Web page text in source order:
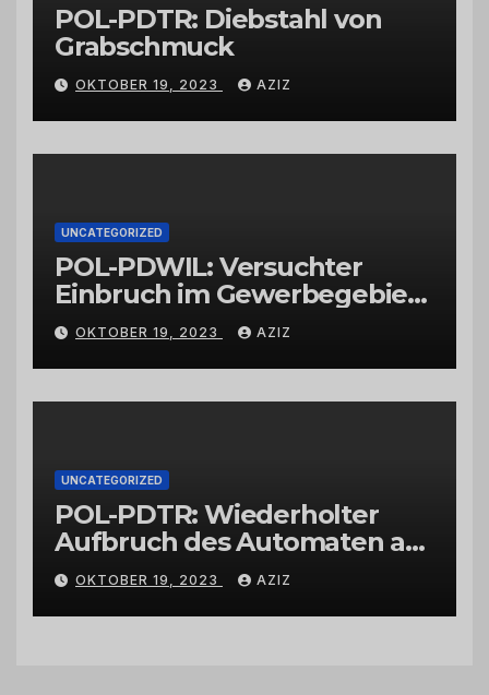
POL-PDTR: Diebstahl von
Grabschmuck
OKTOBER 19, 2023 AZIZ
UNCATEGORIZED
POL-PDWIL: Versuchter
Einbruch im Gewerbegebiet
Wittlich
OKTOBER 19, 2023 AZIZ
UNCATEGORIZED
POL-PDTR: Wiederholter
Aufbruch des Automaten am
Wohnmobilstellplatz in
Hermeskeil am Labachweg
OKTOBER 19, 2023 AZIZ